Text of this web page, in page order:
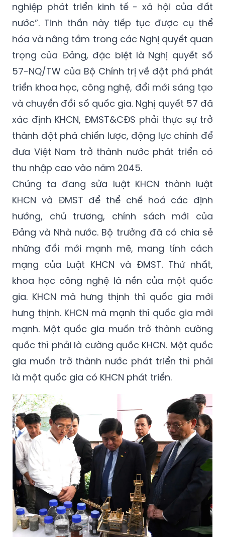
nghiệp phát triển kinh tế - xã hội của đất
nước”. Tinh thần này tiếp tục được cụ thể
hóa và nâng tầm trong các Nghị quyết quan
trọng của Đảng, đặc biệt là Nghị quyết số
57-NQ/TW của Bộ Chính trị về đột phá phát
triển khoa học, công nghệ, đổi mới sáng tạo
và chuyển đổi số quốc gia. Nghị quyết 57 đã
xác định KHCN, ĐMST&CĐS phải thực sự trở
thành đột phá chiến lược, động lực chính để
đưa Việt Nam trở thành nước phát triển có
thu nhập cao vào năm 2045.
Chúng ta đang sửa luật KHCN thành luật
KHCN và ĐMST để thể chế hoá các định
hướng, chủ trương, chính sách mới của
Đảng và Nhà nước. Bộ trưởng đã có chia sẻ
những đổi mới mạnh mẽ, mang tính cách
mạng của Luật KHCN và ĐMST. Thứ nhất,
khoa học công nghệ là nền của một quốc
gia. KHCN mà hưng thịnh thì quốc gia mới
hưng thịnh. KHCN mà mạnh thì quốc gia mới
mạnh. Một quốc gia muốn trở thành cường
quốc thì phải là cường quốc KHCN. Một quốc
gia muốn trở thành nước phát triển thì phải
là một quốc gia có KHCN phát triển.